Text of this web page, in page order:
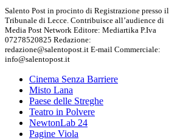
Salento Post in procinto di Registrazione presso il
Tribunale di Lecce. Contribuisce all’audience di
Media Post Network Editore: Mediartika P.Iva
07278520825 Redazione:
redazione@salentopost.it E-mail Commerciale:
info@salentopost.it
Cinema Senza Barriere
Misto Lana
Paese delle Streghe
Teatro in Polvere
NewtonLab 24
Pagine Viola